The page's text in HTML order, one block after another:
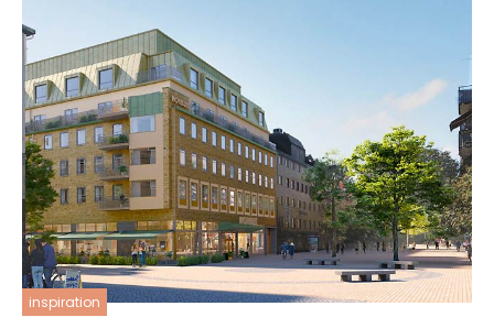
inspiration